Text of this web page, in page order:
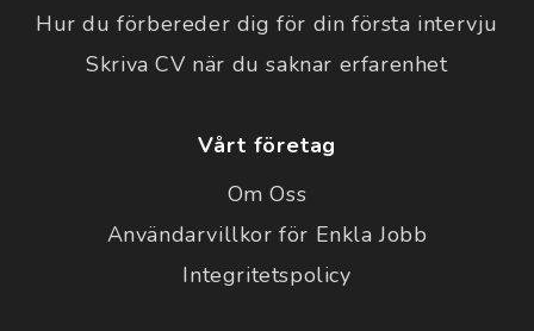
Hur du förbereder dig för din första intervju
Skriva CV när du saknar erfarenhet
Vårt företag
Om Oss
Användarvillkor för Enkla Jobb
Integritetspolicy